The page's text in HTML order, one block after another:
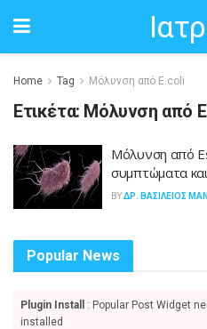
Home Tag Μόλυνση από E.coli
Ετικέτα: Μόλυνση από
Μόλυνση από
συμπτώματα
BYΔΡ. ΒΑΣΊΛΕΙΟΣ
Popular News
Plugin Install
: Popular Post Widget
installed